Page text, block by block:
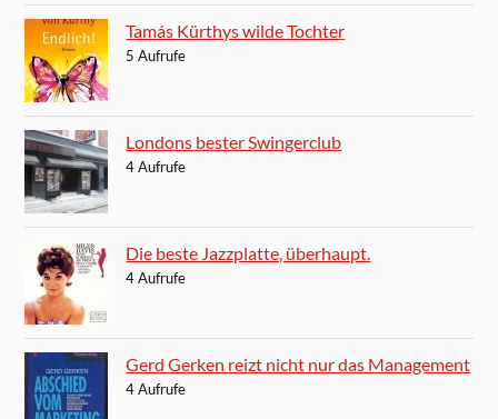
Tamás Kürthys wilde Tochter
5 Aufrufe
Londons bester Swingerclub
4 Aufrufe
Die beste Jazzplatte, überhaupt.
4 Aufrufe
Gerd Gerken reizt nicht nur das Management
4 Aufrufe